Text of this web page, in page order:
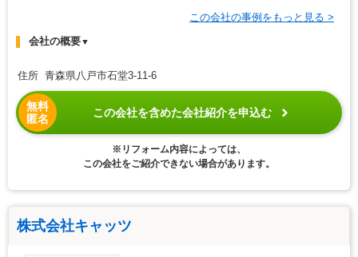
この会社の事例をもっと見る >
会社の概要▼
住所 青森県八戸市石堂3-11-6
無料
匿名
この会社を含めた会社紹介を申込む
※リフォーム内容によっては、
この会社をご紹介できない場合があります。
株式会社キャッツ